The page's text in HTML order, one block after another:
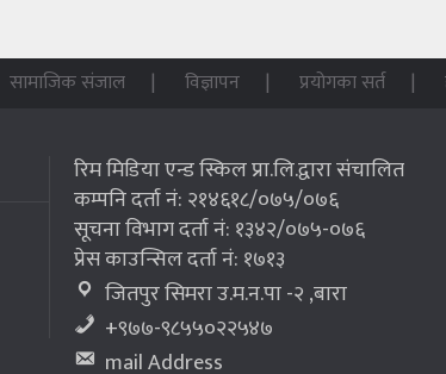
सामाजिक संजाल विज्ञापन प्रयोगका सर्त
रिम मिडिया एन्ड स्किल प्रा.लि.द्वारा संचालित
कम्पनि दर्ता नं: २१४६१८/०७५/०७६
सूचना विभाग दर्ता नं: १३४२/०७५-०७६
प्रेस काउन्सिल दर्ता नं: १७१३
जितपुर सिमरा उ.म.न.पा -२ ,बारा
+९७७-९८५५०२२५४७
mail Address